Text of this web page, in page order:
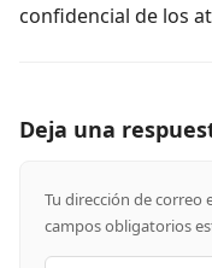
confidencial de los
Deja una
Tu dirección de correo
campos obligatorios